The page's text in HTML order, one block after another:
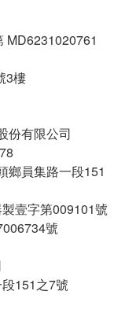
MD6231020761
3樓
份有限公司
鄉員集路一段151
壹字第009101號
號
151之7號